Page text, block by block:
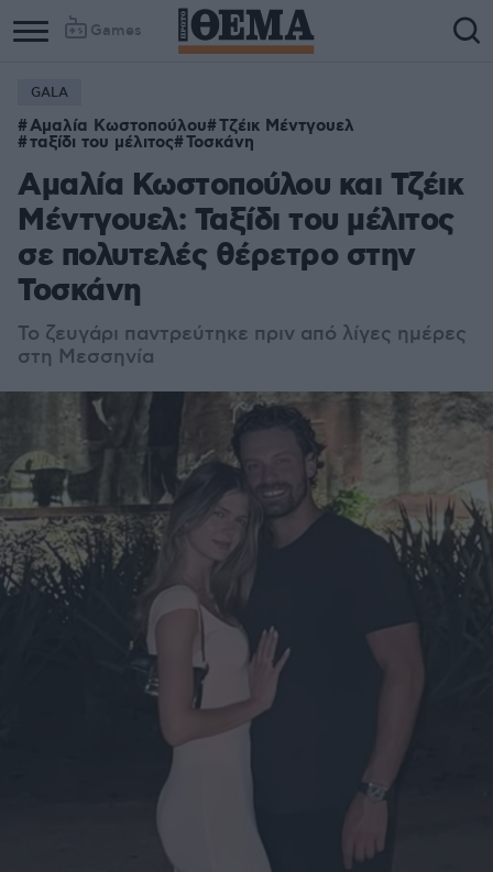
Games
GALA
Αμαλία Κωστοπούλου Τζέικ Μέντγουελ
ταξίδι του μέλιτος Τοσκάνη
Αμαλία Κωστοπούλου και Τζέικ
Μέντγουελ: Ταξίδι του μέλιτος
σε πολυτελές θέρετρο στην
Τοσκάνη
Το ζευγάρι παντρεύτηκε πριν από λίγες ημέρες
στη Μεσσηνία